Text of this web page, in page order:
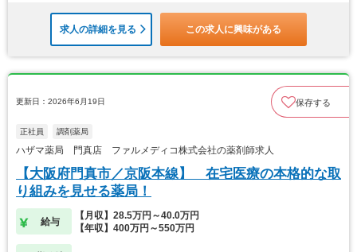
求人の詳細を見る この求人に興味がある
更新日：2026年6月19日 保存する
正社員 調剤薬局
ハザマ薬局 門真店 ファルメディコ株式会社の薬剤師求人
【大阪府門真市／京阪本線】 在宅医療の本格的な取
り組みを見せる薬局！
給与
【月収】28.5万円～40.0万円
【年収】400万円～550万円